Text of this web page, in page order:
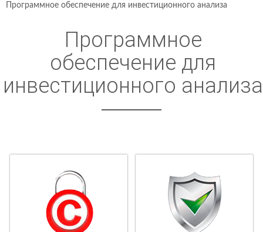
Программное обеспечение для инвестиционного анализа
Программное
обеспечение для
инвестиционного анализа